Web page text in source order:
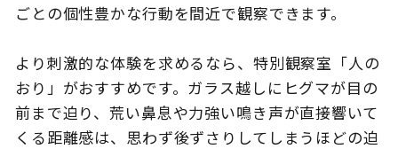
ごとの個性豊かな行動を間近で観察できます。
より刺激的な体験を求めるなら、特別観察室「人の
おり」がおすすめです。ガラス越しにヒグマが目の
前まで迫り、荒い鼻息や力強い鳴き声が直接響いて
くる距離感は、思わず後ずさりしてしまうほどの迫